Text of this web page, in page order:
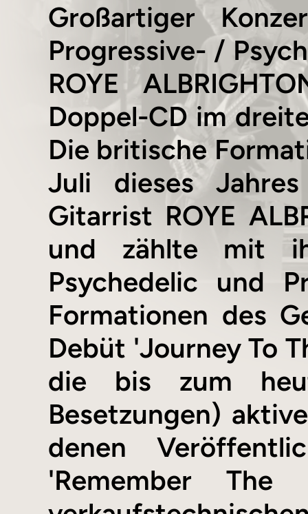
Großartiger
Progressive- /
ROYE
Doppel-CD im
Die britische
Juli dieses
Gitarrist ROYE
und zählte mit
Psychedelic und
Formationen des
Debüt 'Journey To
die bis zum
Besetzungen)
denen
'Remember